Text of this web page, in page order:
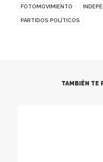
FOTOMOVIMIENTO
PARTIDOS POLÍTICOS
TAMBIÉN TE